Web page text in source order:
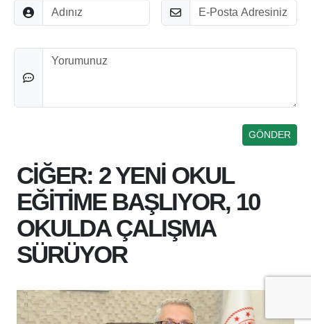
Adınız E-Posta
Düşünceleriniz
CİĞER: 2 YENİ OKUL
EĞİTİME BAŞLIYOR, 10
OKULDA ÇALIŞMA
SÜRÜYOR